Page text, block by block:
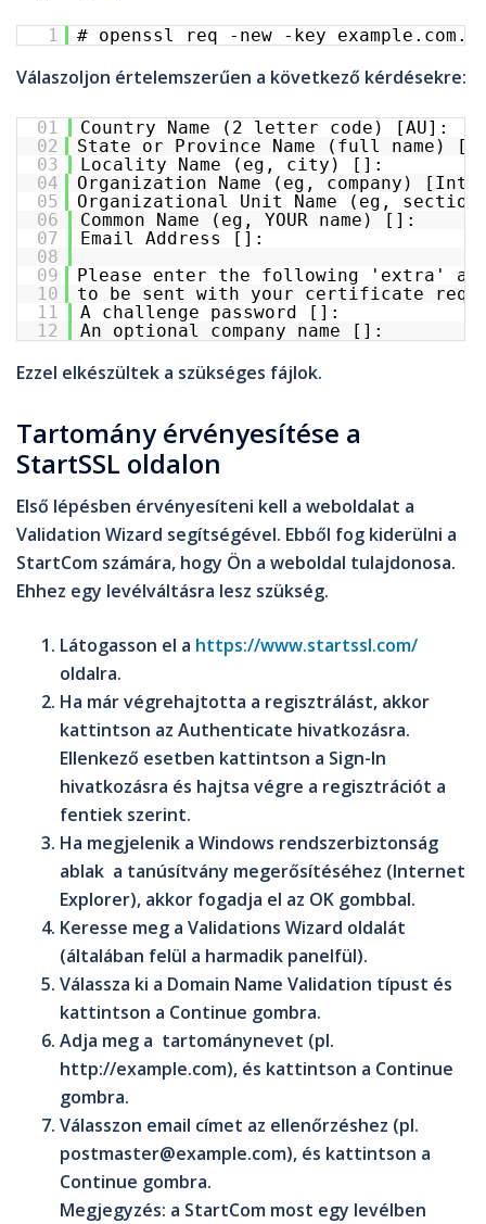
1 # openssl req -new -key
Válaszoljon értelemszerűen a következő kérdésekre:
01
Country Name (2 letter code) [AU]:
02
State or Province Name (full name)
03
Locality Name (eg, city) []:
04
Organization Name (eg, company)
05
Organizational Unit Name (eg,
06
Common Name (eg, YOUR name) []:
07
Email Address []:
08
09
Please enter the following 'extra'
10
to be sent with your certificate
11
A challenge password []:
12
An optional company name []:
Ezzel elkészültek a szükséges fájlok.
Tartomány érvényesítése a
StartSSL oldalon
Első lépésben érvényesíteni kell a weboldalat a
Validation Wizard segítségével. Ebből fog kiderülni a
StartCom számára, hogy Ön a weboldal tulajdonosa.
Ehhez egy levélváltásra lesz szükség.
Látogasson el a https://www.startssl.com/
oldalra.
Ha már végrehajtotta a regisztrálást, akkor
kattintson az Authenticate hivatkozásra.
Ellenkező esetben kattintson a Sign-In
hivatkozásra és hajtsa végre a regisztrációt a
fentiek szerint.
Ha megjelenik a Windows rendszerbiztonság
ablak a tanúsítvány megerősítéséhez (Internet
Explorer), akkor fogadja el az OK gombbal.
Keresse meg a Validations Wizard oldalát
(általában felül a harmadik panelfül).
Válassza ki a Domain Name Validation típust és
kattintson a Continue gombra.
Adja meg a tartománynevet (pl.
http://example.com), és kattintson a Continue
gombra.
Válasszon email címet az ellenőrzéshez (pl.
postmaster@example.com), és kattintson a
Continue gombra.
Megjegyzés: a StartCom most egy levélben